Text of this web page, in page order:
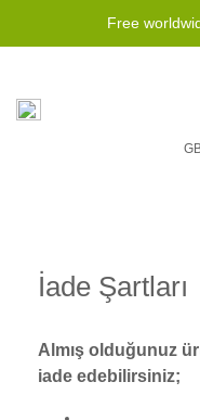
Free
İade Şartları
Almış olduğunuz
iade edebilirsiniz;